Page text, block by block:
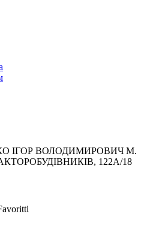
ІГОР ВОЛОДИМИРОВИЧ М.
122А/18